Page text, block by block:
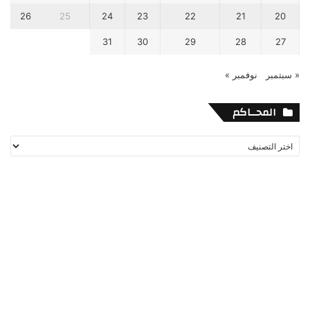
20
21
22
23
24
25
26
27
28
29
30
31
« سبتمبر نوفمبر »
المحــاكم
المحــاكم